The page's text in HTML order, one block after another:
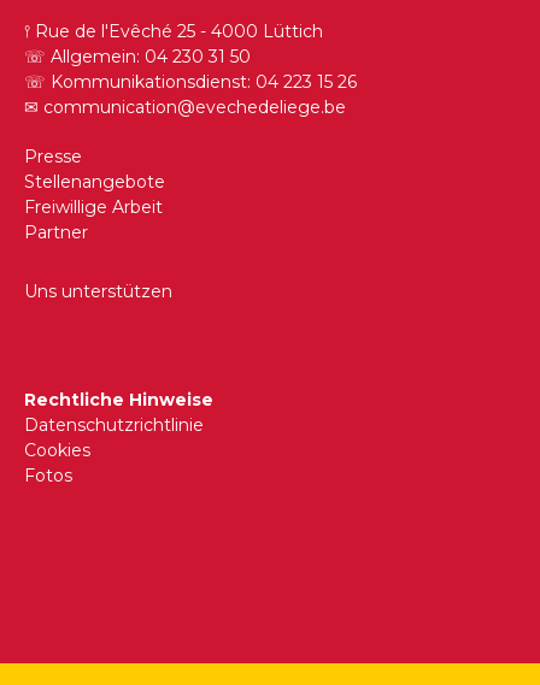
𖥣 Rue de l'Evêché 25 - 4000 Lüttich
☏ Allgemein: 04 230 31 50
☏ Kommunikationsdienst: 04 223 15 26
✉︎ communication@evechedeliege.be
Presse
Stellenangebote
Freiwillige Arbeit
Partner
Uns unterstützen
Rechtliche Hinweise
Datenschutzrichtlinie
Cookies
Fotos